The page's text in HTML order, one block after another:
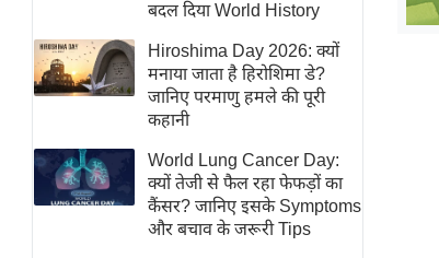
ई-पेपर
मिसाल बेमिसाल
शख्सियत
यंग इंडिया
साहित्य जगत
ऑटो वर्ल्ड
बदल दिया World History
Hiroshima Day 2026: क्यों
मनाया जाता है हिरोशिमा डे?
जानिए परमाणु हमले की पूरी
कहानी
World Lung Cancer Day:
क्यों तेजी से फैल रहा फेफड़ों का
कैंसर? जानिए इसके Symptoms
और बचाव के जरूरी Tips